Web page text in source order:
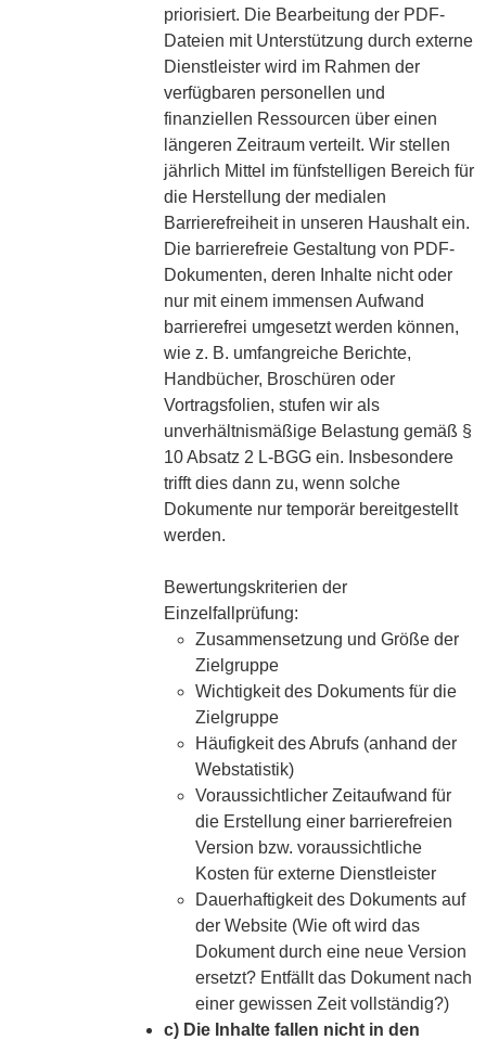
priorisiert. Die Bearbeitung der PDF-
Dateien mit Unterstützung durch externe
Dienstleister wird im Rahmen der
verfügbaren personellen und
finanziellen Ressourcen über einen
längeren Zeitraum verteilt. Wir stellen
jährlich Mittel im fünfstelligen Bereich für
die Herstellung der medialen
Barrierefreiheit in unseren Haushalt ein.
Die barrierefreie Gestaltung von PDF-
Dokumenten, deren Inhalte nicht oder
nur mit einem immensen Aufwand
barrierefrei umgesetzt werden können,
wie z. B. umfangreiche Berichte,
Handbücher, Broschüren oder
Vortragsfolien, stufen wir als
unverhältnismäßige Belastung gemäß §
10 Absatz 2 L-BGG ein. Insbesondere
trifft dies dann zu, wenn solche
Dokumente nur temporär bereitgestellt
werden.
Bewertungskriterien der
Einzelfallprüfung:
Zusammensetzung und Größe der
Zielgruppe
Wichtigkeit des Dokuments für die
Zielgruppe
Häufigkeit des Abrufs (anhand der
Webstatistik)
Voraussichtlicher Zeitaufwand für
die Erstellung einer barrierefreien
Version bzw. voraussichtliche
Kosten für externe Dienstleister
Dauerhaftigkeit des Dokuments auf
der Website (Wie oft wird das
Dokument durch eine neue Version
ersetzt? Entfällt das Dokument nach
einer gewissen Zeit vollständig?)
c) Die Inhalte fallen nicht in den